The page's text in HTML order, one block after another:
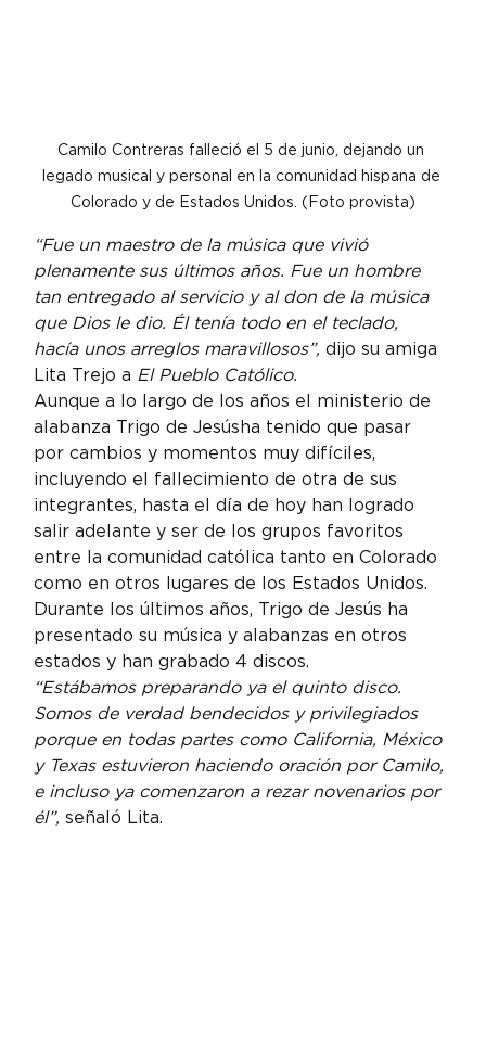
Camilo Contreras falleció el 5 de junio, dejando un
legado musical y personal en la comunidad hispana de
Colorado y de Estados Unidos. (Foto provista)
“Fue un maestro de la música que vivió
plenamente sus últimos años. Fue un hombre
tan entregado al servicio y al don de la música
que Dios le dio. Él tenía todo en el teclado,
hacía unos arreglos maravillosos”, dijo su amiga
Lita Trejo a El Pueblo Católico.
Aunque a lo largo de los años el ministerio de
alabanza Trigo de Jesús ha tenido que pasar
por cambios y momentos muy difíciles,
incluyendo el fallecimiento de otra de sus
integrantes, hasta el día de hoy han logrado
salir adelante y ser de los grupos favoritos
entre la comunidad católica tanto en Colorado
como en otros lugares de los Estados Unidos.
Durante los últimos años, Trigo de Jesús ha
presentado su música y alabanzas en otros
estados y han grabado 4 discos.
“Estábamos preparando ya el quinto disco.
Somos de verdad bendecidos y privilegiados
porque en todas partes como California, México
y Texas estuvieron haciendo oración por Camilo,
e incluso ya comenzaron a rezar novenarios por
él”, señaló Lita.